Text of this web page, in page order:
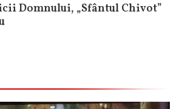
Domnului, „Sfântul Chivot”